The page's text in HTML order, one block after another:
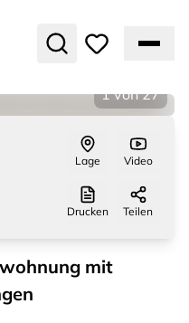
1 von 27
Lage Video
Drucken Teilen
mit